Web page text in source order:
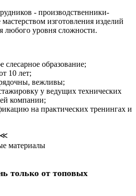
- производственники-
изготовления изделий
любого уровня сложности.
образование;
10 лет;
вежливы;
у ведущих технических
компании;
на практических тренингах и
≪
материалы
только от топовых